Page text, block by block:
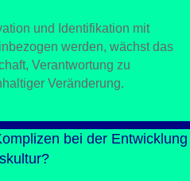
und Identifikation mit
werden, wächst das
Verantwortung zu
Veränderung.
bei der Entwicklung